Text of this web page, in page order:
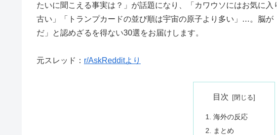
たいに聞こえる事実は？」が話題になり、「カワウソにはお気に
古い」「トランプカードの並び順は宇宙の原子より多い」…。脳が
だ」と認めざるを得ない30選をお届けします。
元スレッド： r/AskRedditより
目次
海外の反応
まとめ